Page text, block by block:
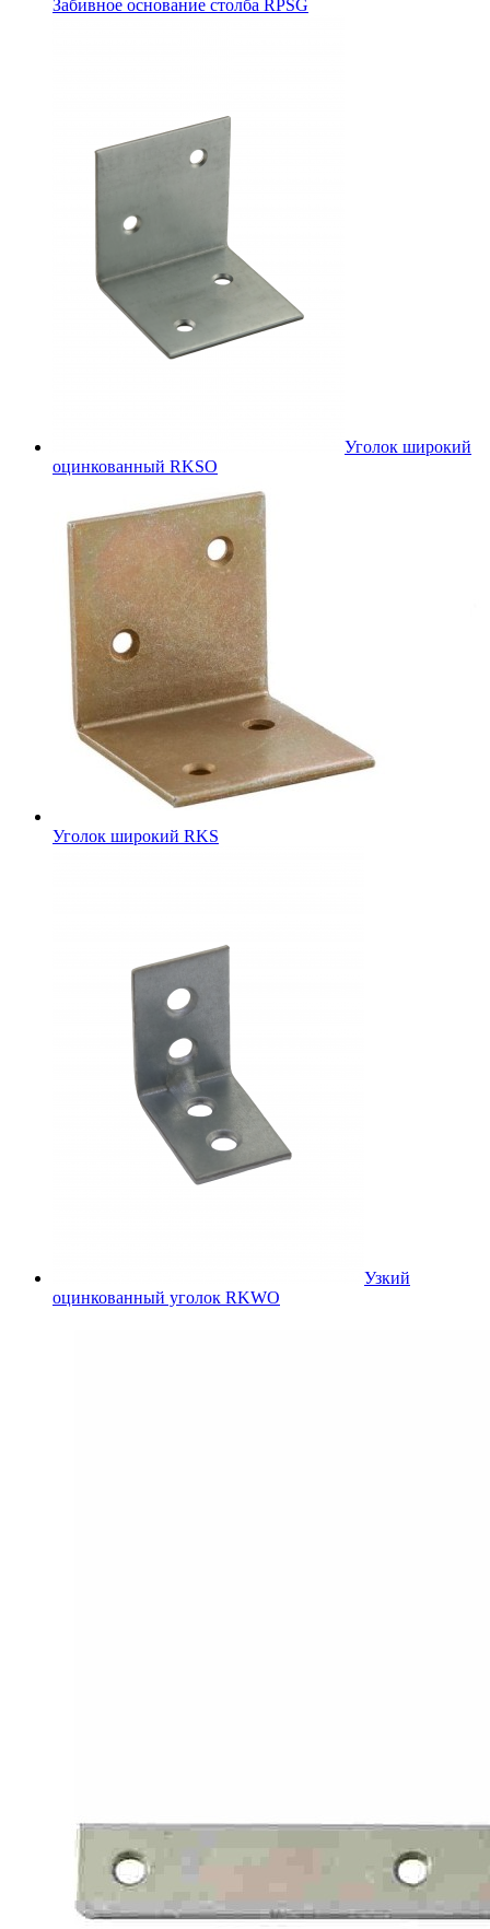
Забивное основание столба RPSG
Уголок широкий
оцинкованный RKSО
Уголок широкий RKS
Узкий
оцинкованный уголок RKWO